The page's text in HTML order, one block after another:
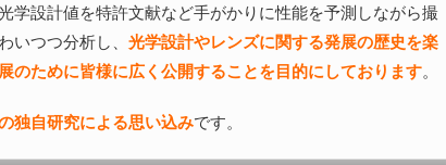
学設計値を特許文献など手がかりに性能を予測しながら撮
いつつ分析し、 光学設計やレンズに関する発展の歴史を楽
のために皆様に広く公開することを目的にしております。
独自研究による思い込みです。